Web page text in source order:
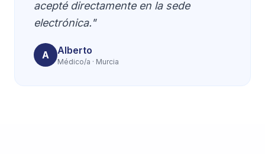
acepté directamente en la sede
electrónica."
A Alberto
Médico/a · Murcia